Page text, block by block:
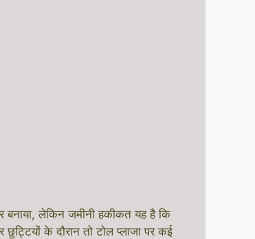
लेकिन जमीनी हकीकत यह है कि
के दौरान तो टोल प्लाजा पर कई